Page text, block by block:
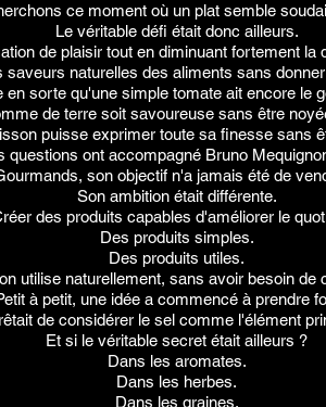
ce moment où un plat semble
Le véritable défi était donc ailleurs.
de plaisir tout en diminuant fortement la
naturelles des aliments sans
en sorte qu'une simple tomate ait encore le
de terre soit savoureuse sans être
puisse exprimer toute sa finesse sans
questions ont accompagné Bruno
son objectif n'a jamais été de
Son ambition était différente.
des produits capables d'améliorer le
Des produits simples.
Des produits utiles.
utilise naturellement, sans avoir besoin de
à petit, une idée a commencé à prendre
de considérer le sel comme l'élément
Et si le véritable secret était ailleurs ?
Dans les aromates.
Dans les herbes.
Dans les graines.